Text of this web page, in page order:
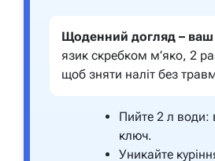
Щоденний догляд –
язик скребком м’яко, 2
щоб зняти наліт без
Пийте 2 л води:
ключ.
Уникайте